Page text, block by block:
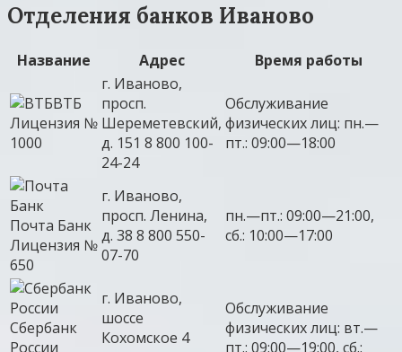
Отделения банков Иваново
Название Адрес Время работы
ВТБ
Лицензия №
1000
г. Иваново,
просп.
Шереметевский,
д. 151 8 800 100-
24-24
Обслуживание
физических лиц: пн.—
пт.: 09:00—18:00
Почта Банк
Лицензия №
650
г. Иваново,
просп. Ленина,
д. 38 8 800 550-
07-70
пн.—пт.: 09:00—21:00,
сб.: 10:00—17:00
Сбербанк
России
г. Иваново,
шоссе
Кохомское 4
Обслуживание
физических лиц: вт.—
пт.: 09:00—19:00, сб.: